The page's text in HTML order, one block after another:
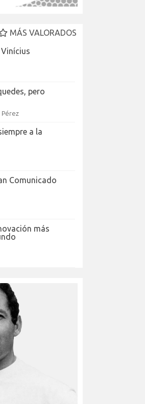
MÁS VALORADOS
pero
a la
Comunicado
más